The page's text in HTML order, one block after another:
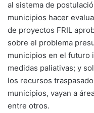
al sistema de
municipios hacer
de proyectos FRIL
sobre el problema
municipios en el futuro
medidas paliativas; y
los recursos
municipios, vayan a
entre otros.